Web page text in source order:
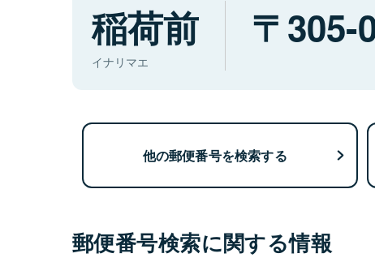
稲荷前
イナリマエ
305-
他の郵便番号を検索する
郵便番号検索に関する情報